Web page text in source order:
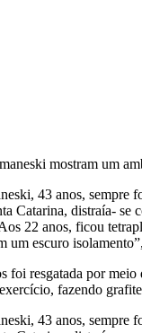
mostram um
43 anos, sempre
Catarina, distraía-
22 anos, ficou
um escuro
foi resgatada por
fazendo
43 anos, sempre